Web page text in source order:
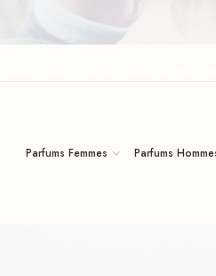
Parfums Femmes Parfums